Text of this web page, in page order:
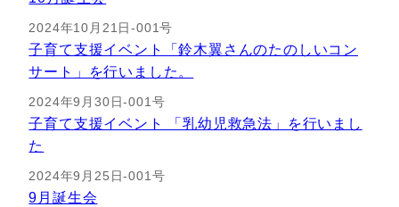
2024年10月21日-001号
子育て支援イベント「鈴木翼さんのたのしいコン
サート」を行いました。
2024年9月30日-001号
子育て支援イベント 「乳幼児救急法」を行いまし
た
2024年9月25日-001号
9月誕生会